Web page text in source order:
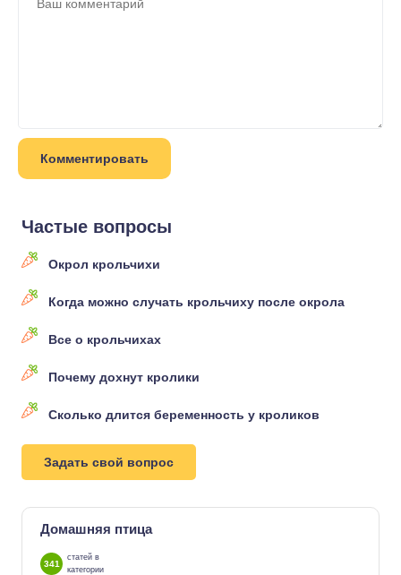
Частые вопросы
Окрол крольчихи
Когда можно случать крольчиху после окрола
Все о крольчихах
Почему дохнут кролики
Сколько длится беременность у кроликов
Задать свой вопрос
Домашняя птица
341
статей в
категории